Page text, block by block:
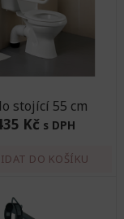
stojící 55 cm
Kč s DPH
DO KOŠÍKU